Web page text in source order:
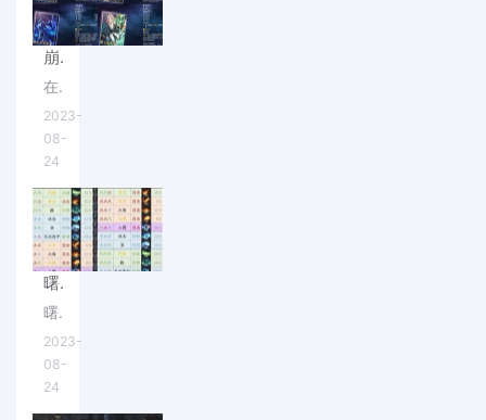
崩坏星穹铁道彦卿选择什么光锥好 最佳光锥推荐(崩坏星穹铁道彦卿光锥)
在崩坏星穹铁道里，彦卿是开服角色里面唯一的冰系输出五星角色，他究竟适合怎么样的光锥呢？下面就为大家带来关于崩坏星穹铁道彦卿选择什么光锥好的详细攻略介绍，一起来看看吧。
2023-
08-
24
曙光英雄诸葛亮怎么玩 英雄技能搭配(曙光英雄诸葛亮怎么玩)
曙光英雄这款游戏中很多角色的技能都是和王者荣耀不一样的，今天小编就带来了曙光英雄诸葛亮玩法攻略，快来学习成为高手吧！
2023-
08-
24